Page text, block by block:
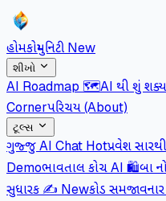
હોમકોમ્યુનિટી New
શીખો
AI Roadmap 🗺️AI થી શું
Cornerપરિચય (About)
ટૂલ્સ
ગુજ્જુ AI Chat Hotપ્રવેશ
Demoભાવતાલ કોચ AI 🛍️બા
સુધારક ✍️ Newકોડ